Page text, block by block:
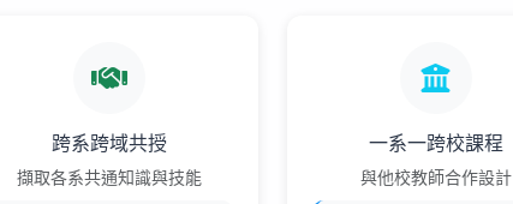
跨系跨域共授
擷取各系共通知識與技能
一系一跨校課程
與他校教師合作設計